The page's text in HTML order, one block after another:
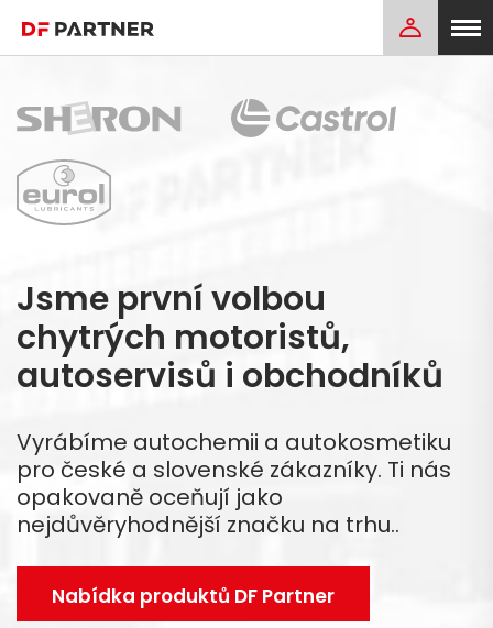
Jsme první volbou
chytrých motoristů,
autoservisů i obchodníků
Vyrábíme autochemii a autokosmetiku
pro české a slovenské zákazníky. Ti nás
opakovaně oceňují jako
nejdůvěryhodnější značku na trhu..
Nabídka produktů DF Partner